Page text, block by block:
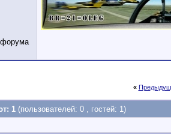
«
1 (пользователей: 0 , гостей: 1)